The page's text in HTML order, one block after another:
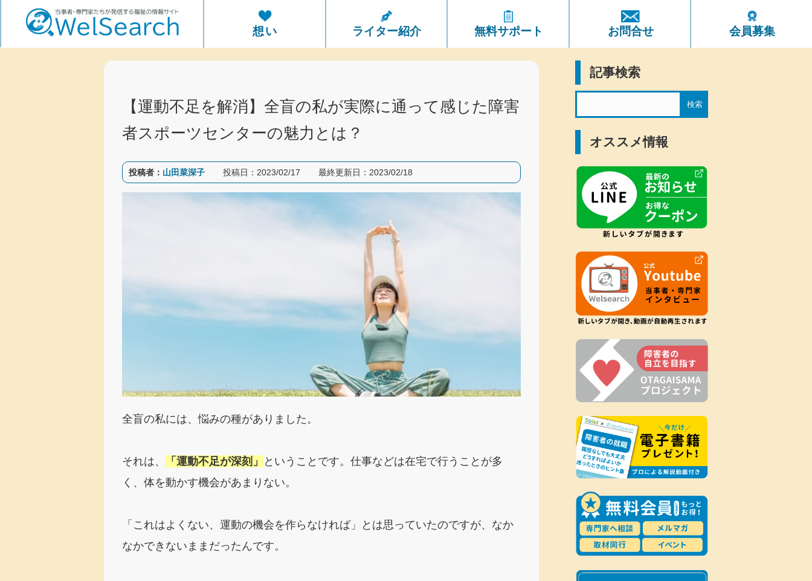
想い ライター紹介 無料サポート お問合せ 会員募集
【運動不足を解消】全盲の私が実際に通って感じた障害
者スポーツセンターの魅力とは？
投稿者： 山田菜深子 投稿日： 2023/02/17 最終更新日： 2023/02/18
全盲の私には、悩みの種がありました。
それは、 「運動不足が深刻」
ということです。仕事などは在宅で行うことが多
く、体を動かす機会があまりない。
「これはよくない、運動の機会を作らなければ」とは思っていたのですが、なか
なかできないままだったんです。
記事検索
オススメ情報